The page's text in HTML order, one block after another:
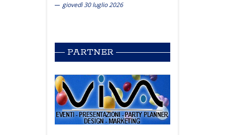
giovedì 30 luglio 2026
PARTNER